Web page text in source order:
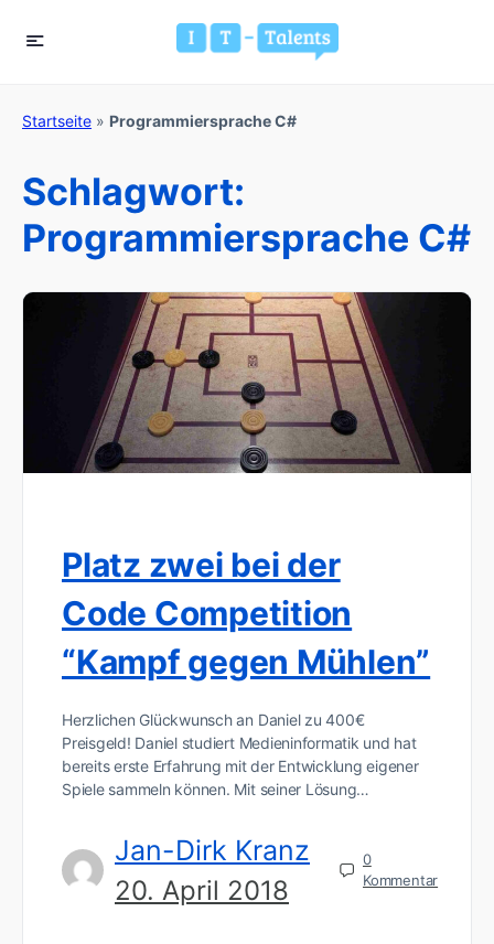
Startseite » Programmiersprache C#
Schlagwort:
Programmiersprache C#
Platz zwei bei der
Code Competition
“Kampf gegen Mühlen”
Herzlichen Glückwunsch an Daniel zu 400€
Preisgeld! Daniel studiert Medieninformatik und hat
bereits erste Erfahrung mit der Entwicklung eigener
Spiele sammeln können. Mit seiner Lösung…
Jan-Dirk Kranz
20. April 2018
0
Kommentar